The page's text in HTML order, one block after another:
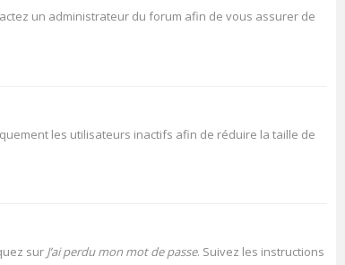
un administrateur du forum afin de vous assurer de
les utilisateurs inactifs afin de réduire la taille de
sur J’ai perdu mon mot de passe. Suivez les instructions